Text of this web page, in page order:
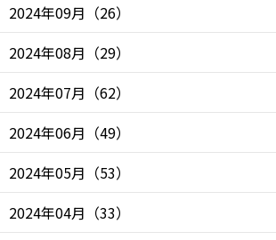
2024年09月 （26）
2024年08月 （29）
2024年07月 （62）
2024年06月 （49）
2024年05月 （53）
2024年04月 （33）